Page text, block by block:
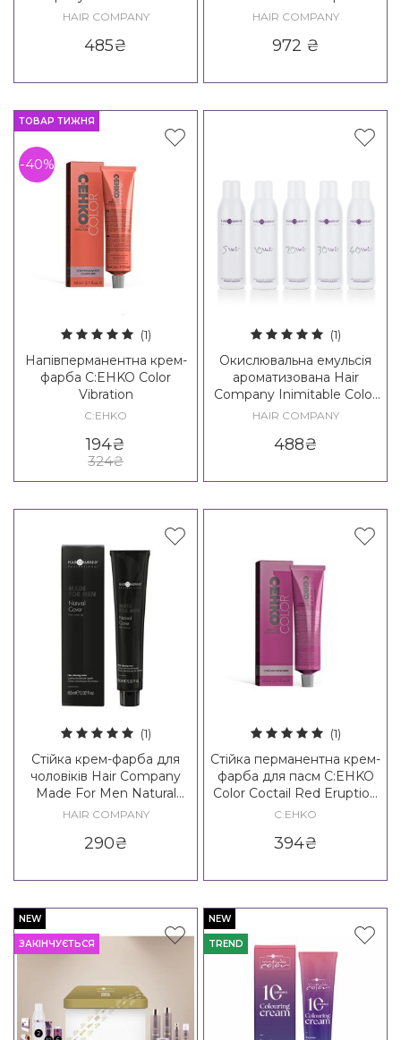
Coloring Cream Ammonia
HAIR COMPANY
485₴
for Inimitable Color Drops
HAIR COMPANY
972 ₴
ТОВАР ТИЖНЯ
-40%
(1)
Напівперманентна крем-
фарба C:EHKO Color
Vibration
C:EHKO
194₴
324₴
(1)
Окислювальна емульсія
ароматизована Hair
Company Inimitable Color
Oxidant Emulsion
HAIR COMPANY
488₴
(1)
Стійка крем-фарба для
чоловіків Hair Company
Made For Men Natural
Cover
HAIR COMPANY
290₴
(1)
Стійка перманентна крем-
фарба для пасм C:EHKO
Color Coctail Red Eruption
Highlights
C:EHKO
394₴
NEW
ЗАКІНЧУЄТЬСЯ
NEW
TREND